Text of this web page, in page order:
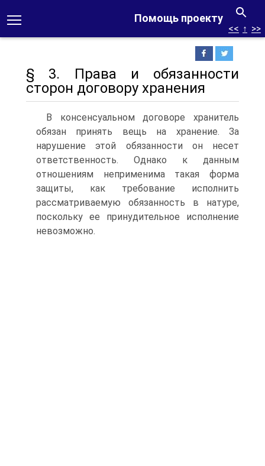
Помощь проекту
<< ↑ >>
§ 3. Права и обязанности
сторон договору хранения
В консенсуальном договоре хранитель
обязан принять вещь на хранение. За
нарушение этой обязанности он несет
ответственность. Однако к данным
отношениям неприменима такая форма
защиты, как требование исполнить
рассматриваемую обязанность в натуре,
поскольку ее принудительное исполнение
невозможно.